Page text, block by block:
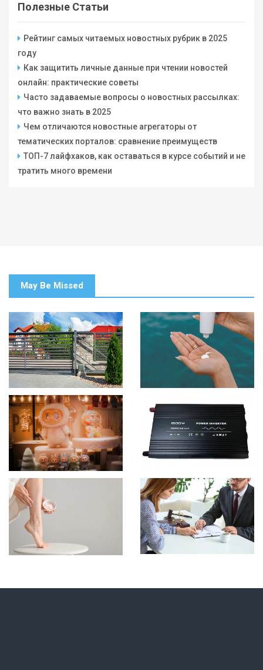
Полезные Статьи
Рейтинг самых читаемых новостных рубрик в 2025
году
Как защитить личные данные при чтении новостей
онлайн: практические советы
Часто задаваемые вопросы о новостных рассылках:
что важно знать в 2025
Чем отличаются новостные агрегаторы от
тематических порталов: сравнение преимуществ
ТОП-7 лайфхаков, как оставаться в курсе событий и не
тратить много времени
May Be Missed